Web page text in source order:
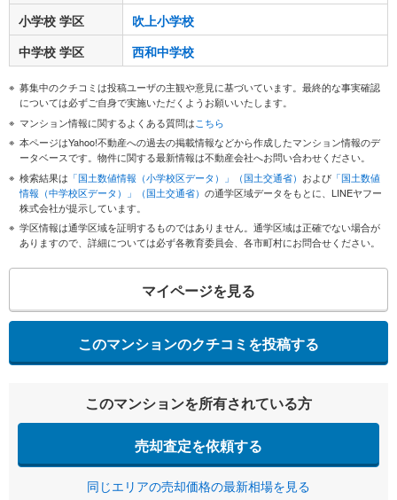
小学校 学区
吹上小学校
中学校 学区
西和中学校
募集中のクチコミは投稿ユーザの主観や意見に基づいています。最終的な事実確認
については必ずご自身で実施いただくようお願いいたします。
マンション情報に関するよくある質問はこちら
本ページはYahoo!不動産への過去の掲載情報などから作成したマンション情報のデ
ータベースです。物件に関する最新情報は不動産会社へお問い合わせください。
検索結果は 「国土数値情報（小学校区データ）」（国土交通省） および 「国土数値
情報（中学校区データ）」（国土交通省） の通学区域データをもとに、LINEヤフー
株式会社が提示しています。
学区情報は通学区域を証明するものではありません。通学区域は正確でない場合が
ありますので、詳細については必ず各教育委員会、各市町村にお問合せください。
マイページを見る
このマンションのクチコミを投稿する
このマンションを所有されている方
売却査定を依頼する
同じエリアの売却価格の最新相場を見る